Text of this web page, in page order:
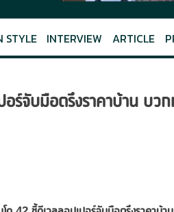
STYLE INTERVIEW ARTICLE
ร์จับมือตรึงราคาบ้าน บวก